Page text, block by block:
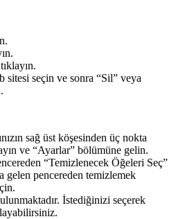
sitesi seçin ve sonra “Sil” veya
sağ üst köşesinden üç nokta
ve “Ayarlar” bölümüne gelin.
“Temizlenecek Öğeleri Seç”
gelen pencereden temizlemek
İstediğinizi seçerek